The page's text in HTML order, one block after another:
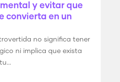
y evitar que
convierta en un
no significa tener
ni implica que exista